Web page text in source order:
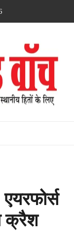
क्रैश